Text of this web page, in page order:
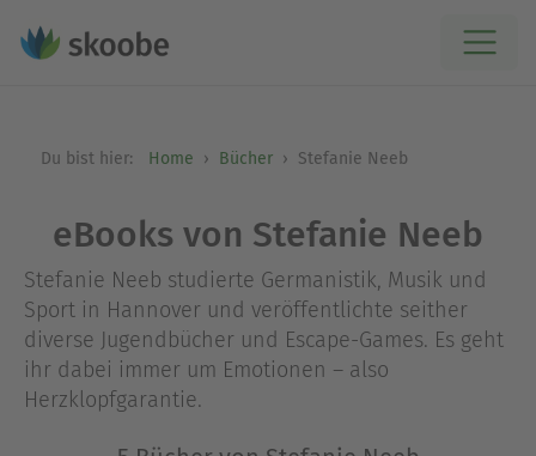
Du bist hier: Home Bücher Stefanie Neeb
eBooks von Stefanie Neeb
Stefanie Neeb studierte Germanistik, Musik und
Sport in Hannover und veröffentlichte seither
diverse Jugendbücher und Escape-Games. Es geht
ihr dabei immer um Emotionen – also
Herzklopfgarantie.